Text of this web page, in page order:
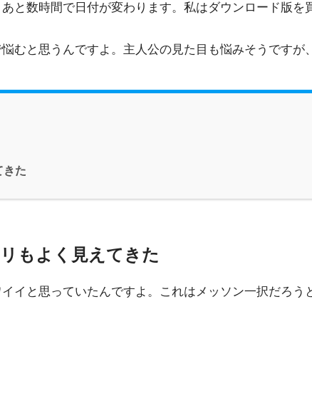
と数時間で日付が変わります。私はダウンロード版を
むと思うんですよ。主人公の見た目も悩みそうですが
きた
もよく見えてきた
イと思っていたんですよ。これはメッソン一択だろ